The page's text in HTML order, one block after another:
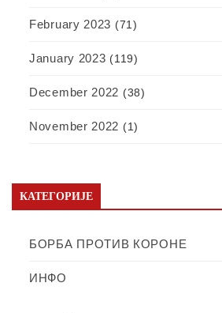
February 2023 (71)
January 2023 (119)
December 2022 (38)
November 2022 (1)
КАТЕГОРИЈЕ
БОРБА ПРОТИВ КОРОНЕ
ИНФО